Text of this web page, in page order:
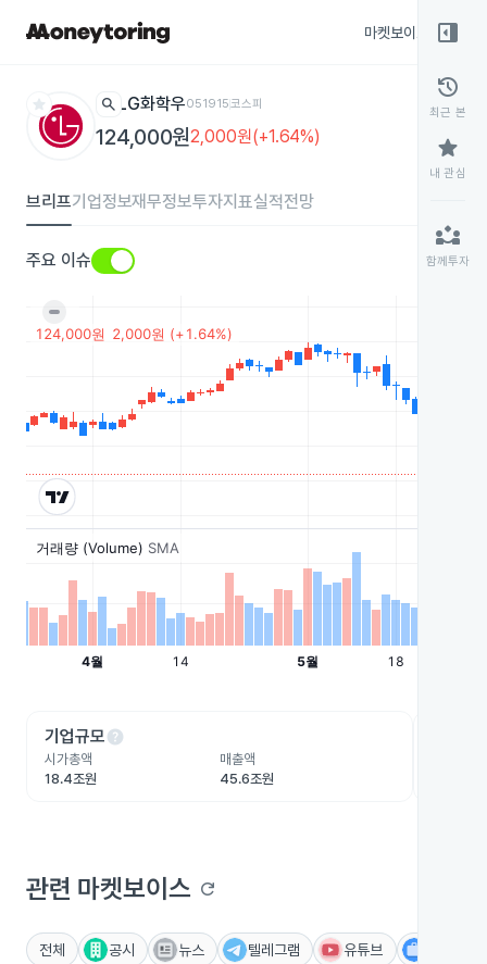
마켓보이스
star search LG화학우051915코스피
124,000원2,000원(+1.64%)
브리프기업정보재무정보투자지표실적전망
주요 이슈
기업규모help
시가총액
18.4조원
매출액
45.6조원
관련 마켓보이스 refresh
전체 공시 뉴스 텔레그램 유튜브
right_panel_open
history
최근 본
star
내 관심
partner_exchange
함께투자